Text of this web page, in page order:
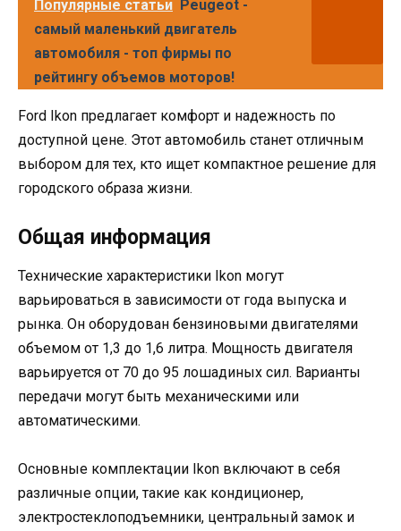
Популярные статьи Peugeot -
cамый маленький двигатель
автомобиля - топ фирмы по
рейтингу объемов моторов!
Ford Ikon предлагает комфорт и надежность по
доступной цене. Этот автомобиль станет отличным
выбором для тех, кто ищет компактное решение для
городского образа жизни.
Общая информация
Технические характеристики Ikon могут
варьироваться в зависимости от года выпуска и
рынка. Он оборудован бензиновыми двигателями
объемом от 1,3 до 1,6 литра. Мощность двигателя
варьируется от 70 до 95 лошадиных сил. Варианты
передачи могут быть механическими или
автоматическими.
Основные комплектации Ikon включают в себя
различные опции, такие как кондиционер,
электростеклоподъемники, центральный замок и